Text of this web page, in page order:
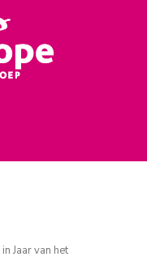
inJaar van het